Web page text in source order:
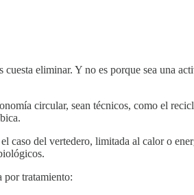
eliminar. Y no es porque sea una
circular, sean técnicos, como el
del vertedero, limitada al calor o
por tratamiento: